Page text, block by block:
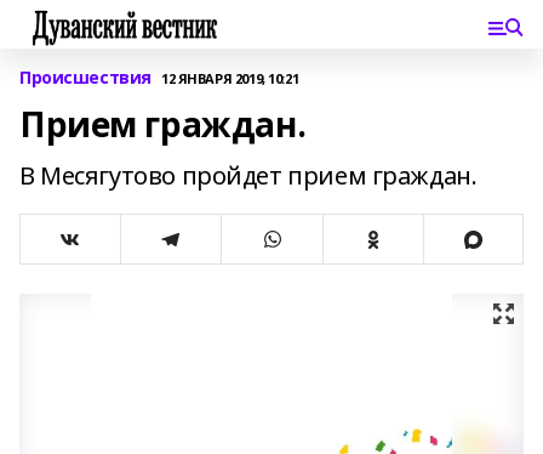
Происшествия 12 ЯНВАРЯ 2019, 10:21
Прием граждан.
В Месягутово пройдет прием граждан.